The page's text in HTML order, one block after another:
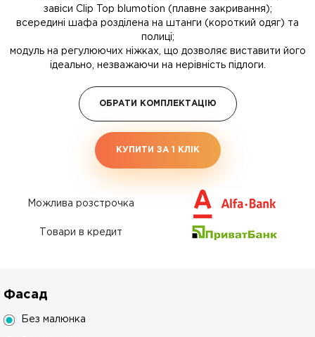
завіси Clip Top blumotion (плавне закривання);
всередині шафа розділена на штанги (короткий одяг) та
полиці;
модуль на регулюючих ніжках, що дозволяє виставити його
ідеально, незважаючи на нерівність підлоги.
ОБРАТИ КОМПЛЕКТАЦІЮ
КУПИТИ ЗА 1 КЛIК
Можлива розстрочка
Товари в кредит
Фасад
Без малюнка